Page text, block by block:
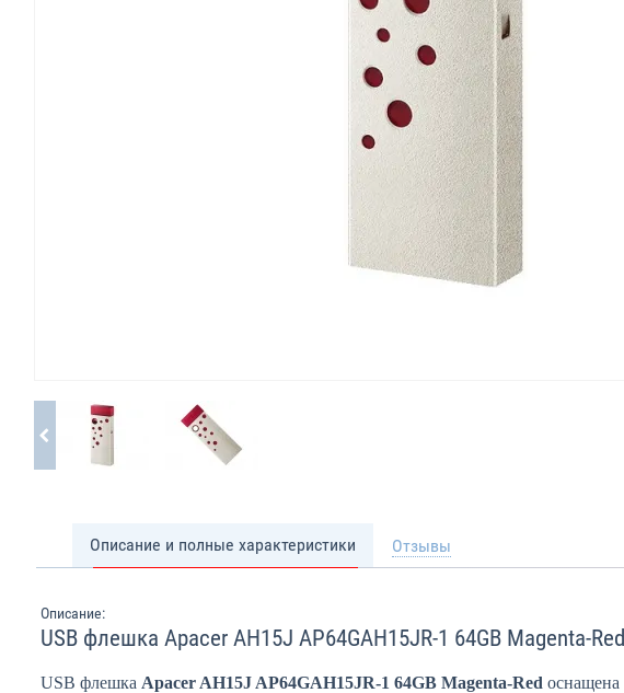
Описание и полные характеристики Отзывы
Описание:
USB флешка Apacer AH15J AP64GAH15JR-1 64GB Magenta-Red
USB флешка Apacer AH15J AP64GAH15JR-1 64GB Magenta-Red оснащена